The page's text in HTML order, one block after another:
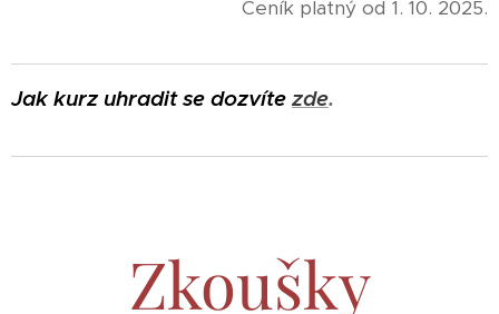
Ceník platný od 1. 10. 2025.
Jak kurz uhradit se dozvíte zde.
Zkoušky